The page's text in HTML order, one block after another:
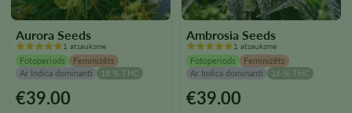
Aurora Seeds
1 atsauksme
Fotoperiods
Feminizēts
Ar Indica dominanti
18 % THC
€39.00
Šim
Ambrosia Seeds
1 atsauksme
Fotoperiods
Feminizēts
Ar Indica dominanti
16 % THC
€39.00
Šim